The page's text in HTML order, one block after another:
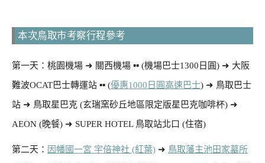
本次鳥取市考察行程參考
第一天：桃園機場 ➜ 關西機場 ▪︎▪︎ (機場巴士1300日圓) ➜ 大阪
難波OCAT巴士轉運站 ▪︎▪︎ (優惠1000日圓高速巴士) ➜ 鳥取巴士
站 ➜ 鳥取星巴克 (玄瑞窯砂丘地區限定版星巴克咖啡杯) ➜
AEON (晚餐) ➜ SUPER HOTEL 鳥取站北口 (住宿)
第二天： 因幡國一宮 宇倍神社 (紅葉) ➜ 鳥取藩主池田家墓所